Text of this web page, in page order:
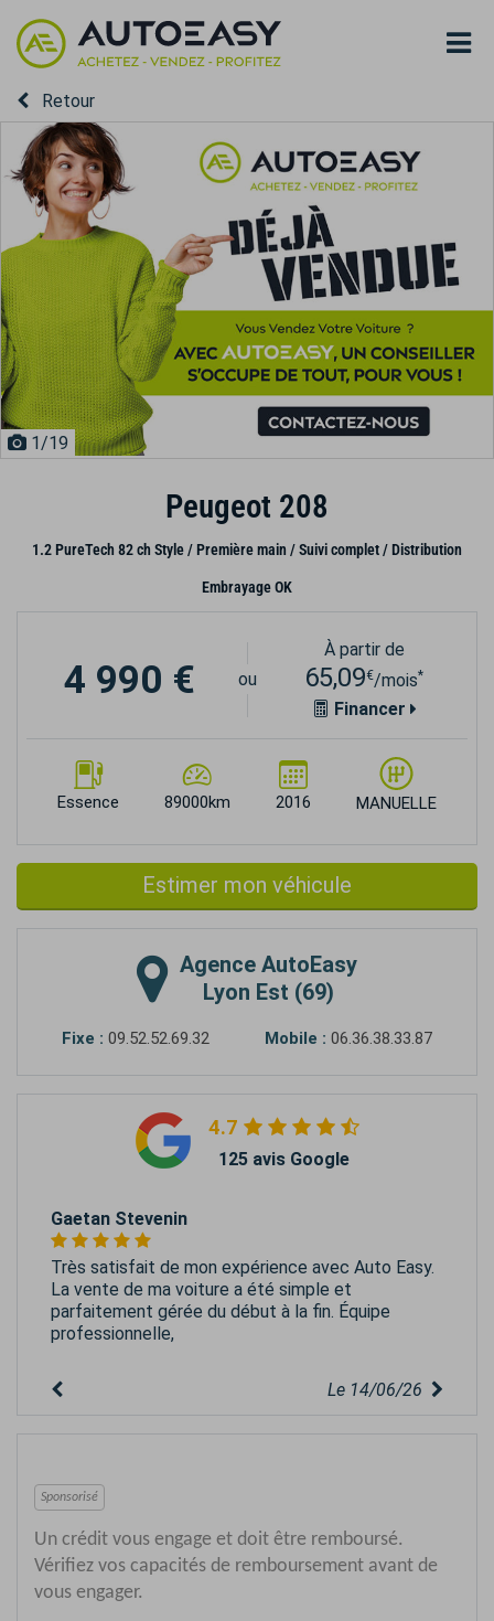
Retour
1/19
Peugeot 208
1.2 PureTech 82 ch Style / Première main / Suivi complet / Distribution
Embrayage OK
Essence 89000km 2016 MANUELLE
4 990 € ou
À partir de
65,09€/mois*
Financer
Estimer mon véhicule
Agence AutoEasy
Lyon Est (69)
Fixe : 09.52.52.69.32 Mobile : 06.36.38.33.87
4.7
125 avis Google
Gaetan Stevenin
Très satisfait de mon expérience avec Auto Easy.
La vente de ma voiture a été simple et
parfaitement gérée du début à la fin. Équipe
professionnelle,
Le 14/06/26